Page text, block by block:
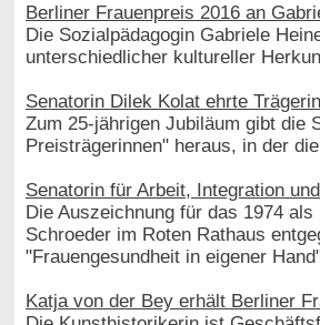
Berliner Frauenpreis 2016 an
Die Sozialpädagogin Gabriele
unterschiedlicher kultureller
Senatorin Dilek Kolat ehrte
Zum 25-jährigen Jubiläum gibt die
Preisträgerinnen" heraus, in der
Senatorin für Arbeit, Integration
Die Auszeichnung für das 1974
Schroeder im Roten Rathaus
"Frauengesundheit in eigener
Katja von der Bey erhält Berliner